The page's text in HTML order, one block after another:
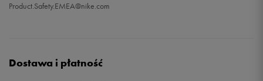
Product.Safety.EMEA@nike.com
Dostawa i płatność